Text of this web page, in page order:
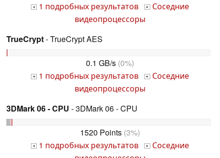
+ 1 подробных результатов + Соседние
видеопроцессоры
TrueCrypt- TrueCrypt AES
0.1 GB/s (0%)
+ 1 подробных результатов + Соседние
видеопроцессоры
3DMark 06 - CPU - 3DMark 06 - CPU
1520 Points (3%)
+ 1 подробных результатов + Соседние